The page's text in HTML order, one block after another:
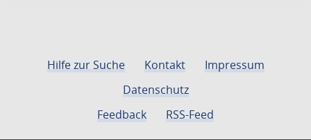
Hilfe zur Suche Kontakt
Impressum
Datenschutz
Feedback
RSS-Feed